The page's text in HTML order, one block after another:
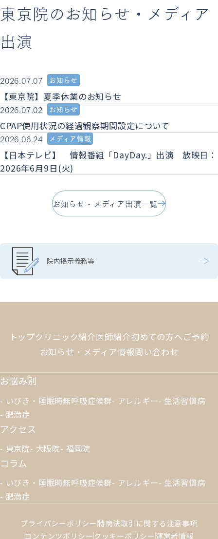
東京院のお知らせ・ メディア
出演
2026.07.07 お知らせ
【東京院】夏季休業のお知らせ
2026.07.02
お知らせ
CPAP使用状況の経過観察期間設定について
2026.06.24
メディア情報
【日本テレビ】 情報番組「DayDay.」出演 放映日：
2026年6月9日(火)
お知らせ・メディア出演一覧
院内掲示義務等
トップクリニック紹介医師紹介初めての方へ ご予約
お知らせ・メディア情報問い合わせ
お悩み別
いびき・睡眠時無呼吸症候群 アレルギー 生活習慣病
肥満症
アクセス
東京院 大阪院 福岡院
コラム
いびき・睡眠時無呼吸症候群 アレルギー 生活習慣病
肥満症
プライバシーポリシー特商法取引に関する注意事項
コンテンツポリシー クッキーポリシー運営者情報